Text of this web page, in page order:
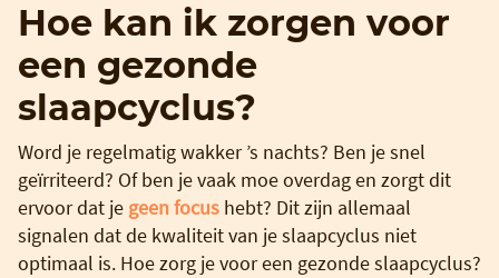
Hoe kan ik zorgen voor
een gezonde
slaapcyclus?
Word je regelmatig wakker ’s nachts? Ben je snel
geïrriteerd? Of ben je vaak moe overdag en zorgt dit
ervoor dat je geen focus hebt? Dit zijn allemaal
signalen dat de kwaliteit van je slaapcyclus niet
optimaal is. Hoe zorg je voor een gezonde slaapcyclus?